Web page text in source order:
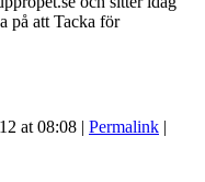
på att Tacka för
at 08:08 | Permalink |